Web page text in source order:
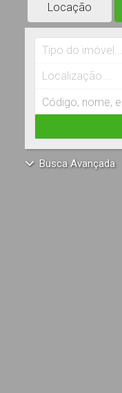
Locação
Tipo do imóvel...
Localização ...
Busca Avançada